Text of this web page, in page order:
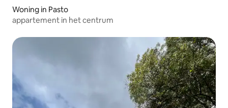
Woning in Pasto
appartement in het centrum